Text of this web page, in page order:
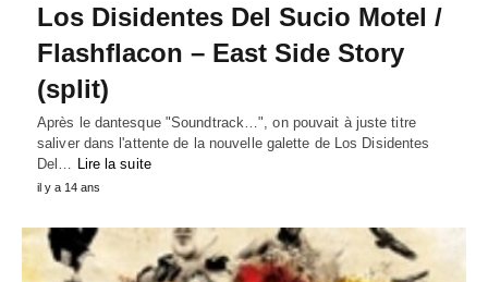
Los Disidentes Del Sucio Motel /
Flashflacon – East Side Story
(split)
Après le dantesque "Soundtrack…", on pouvait à juste titre
saliver dans l'attente de la nouvelle galette de Los Disidentes
Del… Lire la suite
il y a 14 ans